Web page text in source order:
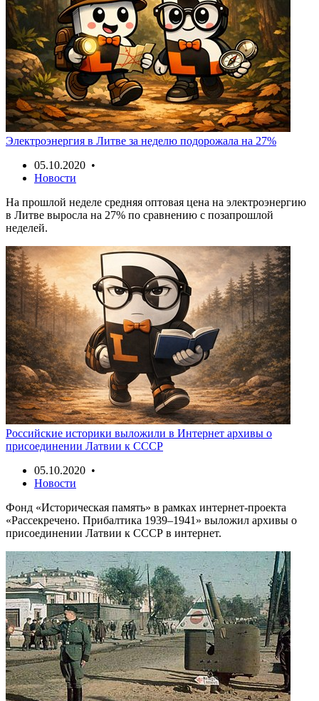
Электроэнергия в Литве за неделю подорожала на 27%
05.10.2020 •
Новости
На прошлой неделе средняя оптовая цена на электроэнергию
в Литве выросла на 27% по сравнению с позапрошлой
неделей.
Российские историки выложили в Интернет архивы о
присоединении Латвии к СССР
05.10.2020 •
Новости
Фонд «Историческая память» в рамках интернет-проекта
«Рассекречено. Прибалтика 1939–1941» выложил архивы о
присоединении Латвии к СССР в интернет.